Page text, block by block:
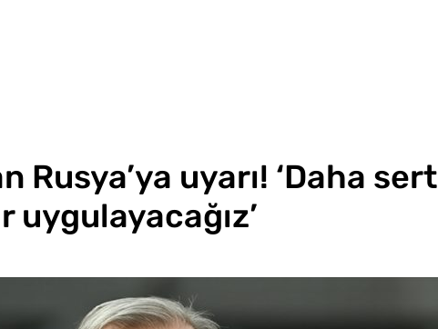
Rusya’ya uyarı! ‘Daha sert
uygulayacağız’